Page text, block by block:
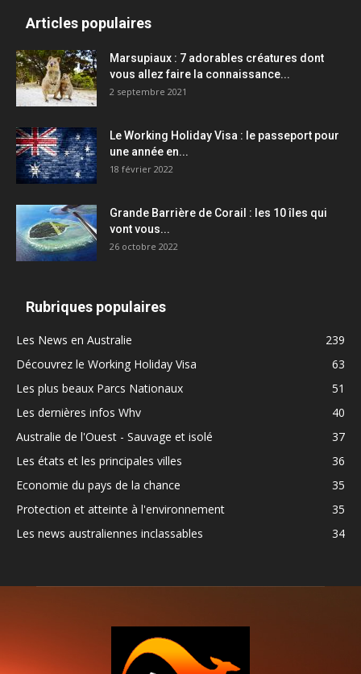
Articles populaires
Marsupiaux : 7 adorables créatures dont
vous allez faire la connaissance...
2 septembre 2021
Le Working Holiday Visa : le passeport pour
une année en...
18 février 2022
Grande Barrière de Corail : les 10 îles qui
vont vous...
26 octobre 2022
Rubriques populaires
Les News en Australie
239
Découvrez le Working Holiday Visa
63
Les plus beaux Parcs Nationaux
51
Les dernières infos Whv
40
Australie de l'Ouest - Sauvage et isolé
37
Les états et les principales villes
36
Economie du pays de la chance
35
Protection et atteinte à l'environnement
35
Les news australiennes inclassables
34